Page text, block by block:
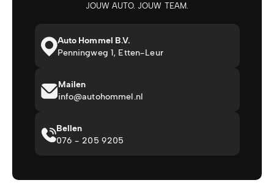
JOUW AUTO. JOUW TEAM.
Auto Hommel B.V.
Penningweg 1, Etten-Leur
Mailen
info@autohommel.nl
Bellen
076 - 205 9205